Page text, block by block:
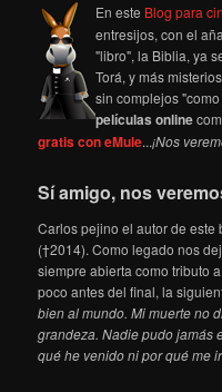
En este Blog para
entresijos, con el
"libro", la Biblia, ya
Torá, y más
sin complejos
películas online
gratis con eMule...¡Nos
Sí amigo, nos
Carlos pejino el autor de este
(†2014). Como legado nos
siempre abierta como tributo
poco antes del final, la
bien al mundo. Mi muerte no
grandeza. Nadie pudo jamás
qué he venido ni por qué me